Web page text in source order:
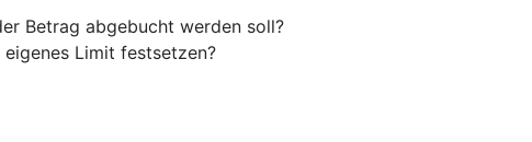
Betrag abgebucht werden soll?
Limit festsetzen?